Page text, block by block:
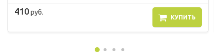
410руб.
КУПИТЬ